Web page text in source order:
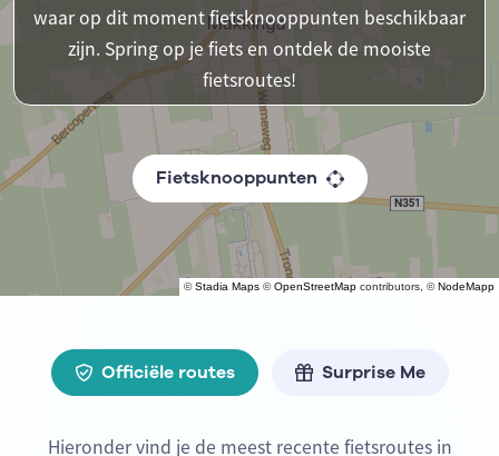
©Stadia Maps ©OpenStreetMap contributors, ©NodeMapp
waar op dit moment fietsknooppunten beschikbaar
zijn. Spring op je fiets en ontdek de mooiste
fietsroutes!
Fietsknooppunten
Officiële routes Surprise Me
Hieronder vind je de meest recente fietsroutes in